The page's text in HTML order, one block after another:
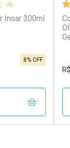
(0)
Inoar 300ml
8% OFF
R$